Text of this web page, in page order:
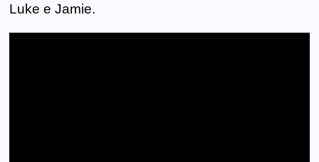
Luke e Jamie.